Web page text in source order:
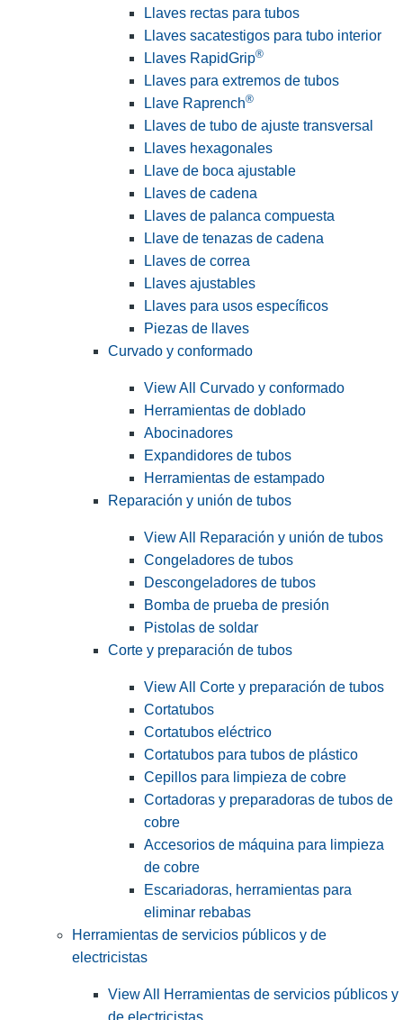
Llaves rectas para tubos
Llaves sacatestigos para tubo interior
Llaves RapidGrip®
Llaves para extremos de tubos
Llave Raprench®
Llaves de tubo de ajuste transversal
Llaves hexagonales
Llave de boca ajustable
Llaves de cadena
Llaves de palanca compuesta
Llave de tenazas de cadena
Llaves de correa
Llaves ajustables
Llaves para usos específicos
Piezas de llaves
Curvado y conformado
View All Curvado y conformado
Herramientas de doblado
Abocinadores
Expandidores de tubos
Herramientas de estampado
Reparación y unión de tubos
View All Reparación y unión de tubos
Congeladores de tubos
Descongeladores de tubos
Bomba de prueba de presión
Pistolas de soldar
Corte y preparación de tubos
View All Corte y preparación de tubos
Cortatubos
Cortatubos eléctrico
Cortatubos para tubos de plástico
Cepillos para limpieza de cobre
Cortadoras y preparadoras de tubos de
cobre
Accesorios de máquina para limpieza
de cobre
Escariadoras, herramientas para
eliminar rebabas
Herramientas de servicios públicos y de
electricistas
View All Herramientas de servicios públicos y
de electricistas